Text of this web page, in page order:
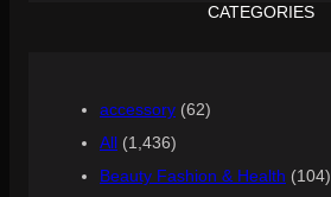
CATEGORIES
accessory (62)
All (1,436)
Beauty Fashion & Health (104)